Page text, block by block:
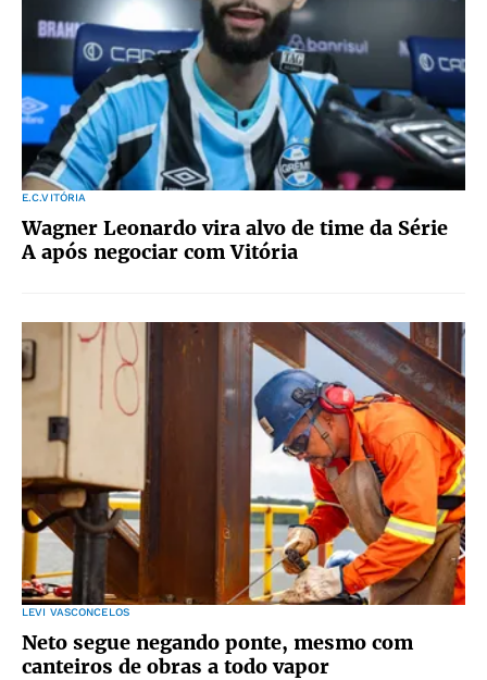
E.C.VITÓRIA
Wagner Leonardo vira alvo de time da Série
A após negociar com Vitória
LEVI VASCONCELOS
Neto segue negando ponte, mesmo com
canteiros de obras a todo vapor